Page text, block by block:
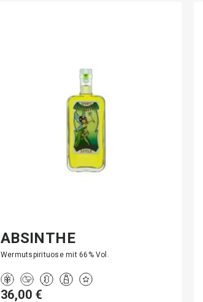
ABSINTHE
FRANCONIAN STY…
Wermutspirituose mit 66% Vol.
36,00 €